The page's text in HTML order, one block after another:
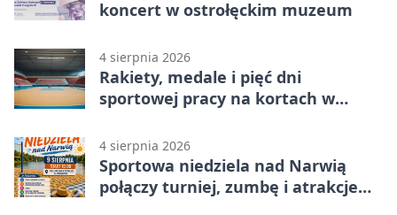
koncert w ostrołęckim muzeum
4 sierpnia 2026
Rakiety, medale i pięć dni
sportowej pracy na kortach w
4 sierpnia 2026
Sportowa niedziela nad Narwią
połączy turniej, zumbę i atrakcje